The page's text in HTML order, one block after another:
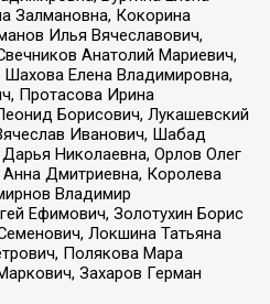
Залмановна, Кокорина
Илья Вячеславович,
Анатолий Мариевич,
Елена Владимировна,
Протасова Ирина
Борисович, Лукашевский
Иванович, Шабад
Николаевна, Орлов Олег
Дмитриевна, Королева
Владимир
Ефимович, Золотухин Борис
Локшина Татьяна
Полякова Мара
Захаров Герман